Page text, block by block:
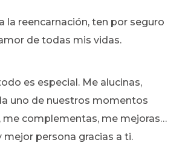
la reencarnación, ten por seguro
de todas mis vidas.
es especial. Me alucinas,
uno de nuestros momentos
me complementas, me mejoras…
mejor persona gracias a ti.